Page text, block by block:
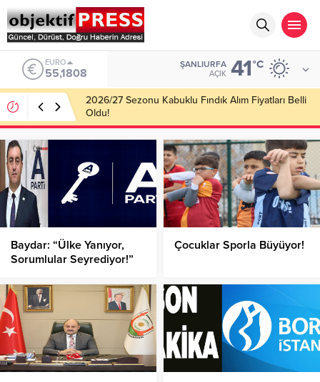
ALTIN
6.662,82
ŞANLIURFA
AÇIK 41°C
2026/27 Sezonu Kabuklu Fındık Alım Fiyatları Belli
Oldu!
Baydar: “Ülke Yanıyor,
Sorumlular Seyrediyor!”
Çocuklar Sporla Büyüyor!